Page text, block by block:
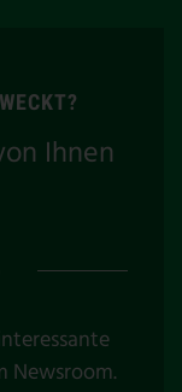
Ihnen
Newsroom.